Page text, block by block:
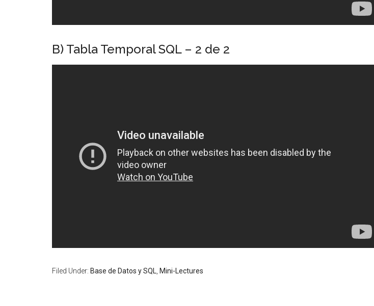
B) Tabla Temporal SQL – 2 de 2
Filed Under: Base de Datos y SQL Mini-Lectures